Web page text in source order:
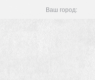
Ваш город: